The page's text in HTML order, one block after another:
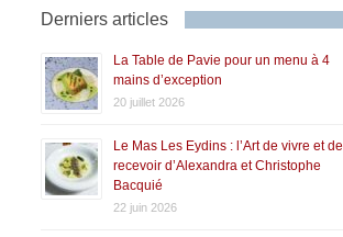
Derniers articles
La Table de Pavie pour un menu à 4
mains d’exception
20 juillet 2026
Le Mas Les Eydins : l’Art de vivre et de
recevoir d’Alexandra et Christophe
Bacquié
22 juin 2026